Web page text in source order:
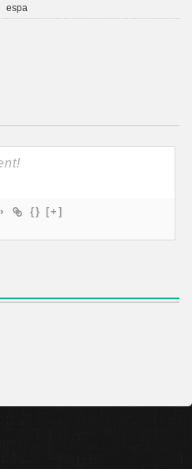
espa
{} [+]